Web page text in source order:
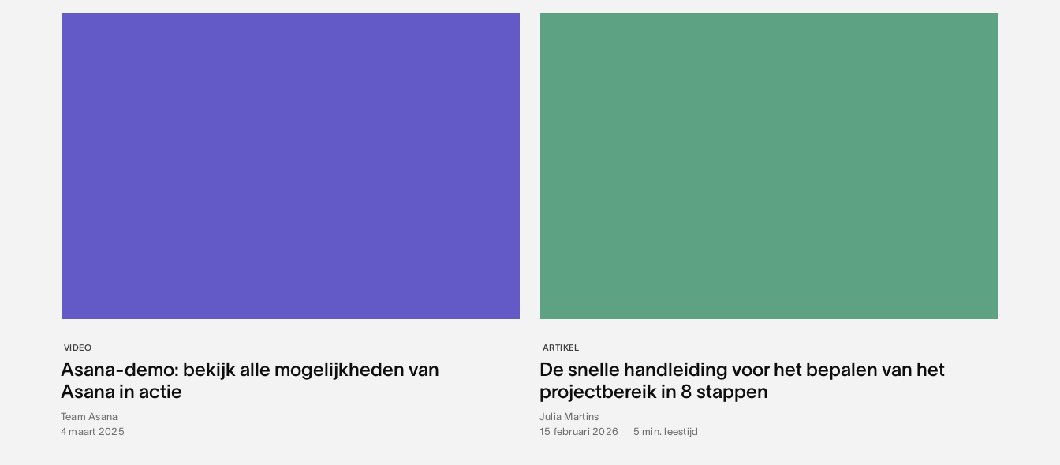
VIDEO
Asana-demo: bekijk alle mogelijkheden van
Asana in actie
Team Asana
4 maart 2025
ARTIKEL
De snelle handleiding voor het bepalen van het
projectbereik in 8 stappen
Julia Martins
15 februari 2026
5 min. leestijd